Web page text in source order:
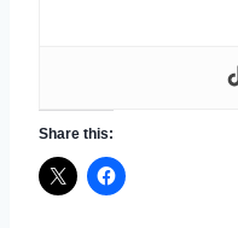
Share this: